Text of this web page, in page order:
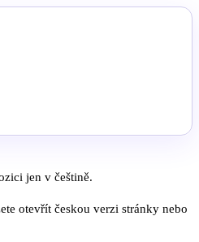
jen v češtině.
otevřít českou verzi stránky nebo